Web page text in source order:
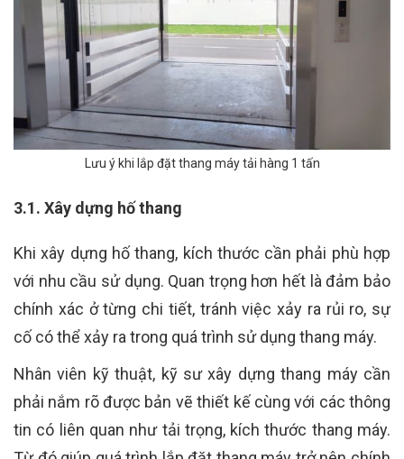
Lưu ý khi lắp đặt thang máy tải hàng 1 tấn
3.1. Xây dựng hố thang
Khi xây dựng hố thang, kích thước cần phải phù hợp
với nhu cầu sử dụng. Quan trọng hơn hết là đảm bảo
chính xác ở từng chi tiết, tránh việc xảy ra rủi ro, sự
cố có thể xảy ra trong quá trình sử dụng thang máy.
Nhân viên kỹ thuật, kỹ sư xây dựng thang máy cần
phải nắm rõ được bản vẽ thiết kế cùng với các thông
tin có liên quan như tải trọng, kích thước thang máy.